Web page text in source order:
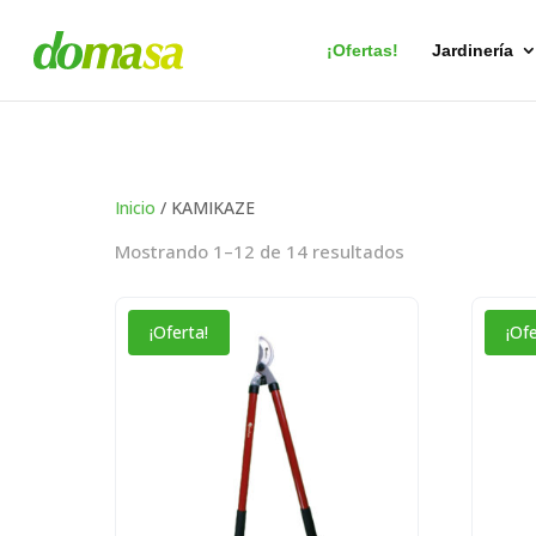
¡Ofertas! Jardinería
Inicio / KAMIKAZE
Mostrando 1–12 de 14 resultados
¡Oferta!